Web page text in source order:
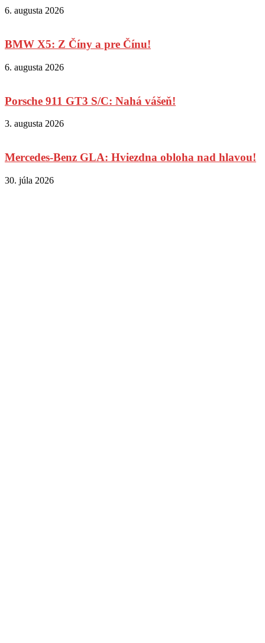
6. augusta 2026
BMW X5: Z Číny a pre Čínu!
6. augusta 2026
Porsche 911 GT3 S/C: Nahá vášeň!
3. augusta 2026
Mercedes-Benz GLA: Hviezdna obloha nad hlavou!
30. júla 2026